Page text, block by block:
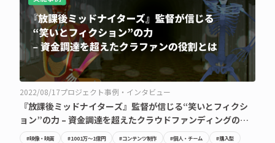
2022/08/17プロジェクト事例・インタビュー
『放課後ミッドナイターズ』監督が信じる“笑いとフィクシ
ョン”の力 – 資金調達を超えたクラウドファンディングの役
割とは
#映像・映画 #1001万〜1億円 #コンテンツ制作 #個人・チーム
#購入型